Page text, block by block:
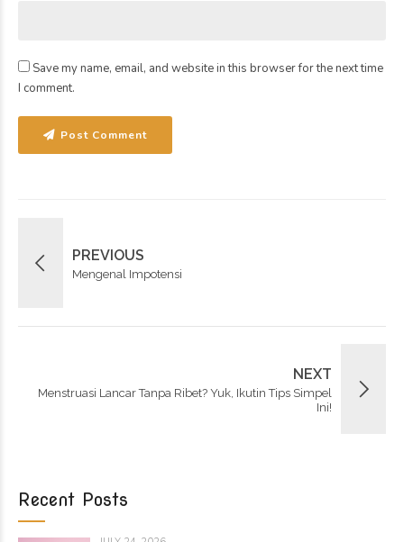
Save my name, email, and website in this browser for the next time
I comment.
Post Comment
PREVIOUS
Mengenal Impotensi
NEXT
Menstruasi Lancar Tanpa Ribet? Yuk, Ikutin Tips Simpel
Ini!
Recent Posts